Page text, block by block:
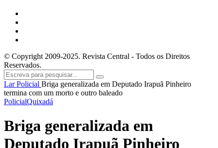
© Copyright 2009-2025. Revista Central - Todos os Direitos
Reservados.
LarPolicial Briga generalizada em Deputado Irapuã Pinheiro
termina com um morto e outro baleado
PolicialQuixadá
Briga generalizada em
Deputado Irapuã Pinheiro